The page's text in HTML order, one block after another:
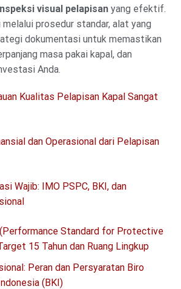
visual pelapisan yang efektif.
melalui prosedur standar, alat yang
dokumentasi untuk memastikan
masa pakai kapal, dan
Anda.
Kualitas Pelapisan Kapal Sangat
dan Operasional dari Pelapisan
Wajib: IMO PSPC, BKI, dan
(Performance Standard for Protective
15 Tahun dan Ruang Lingkup
Peran dan Persyaratan Biro
(BKI)